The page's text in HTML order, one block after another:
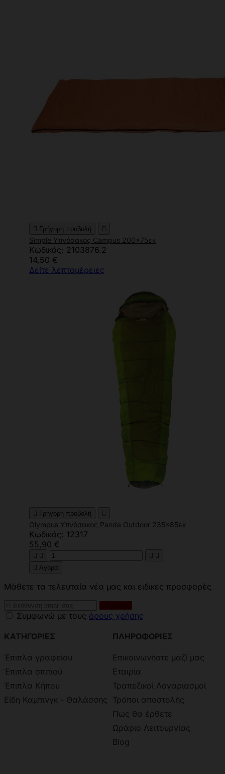
 Γρήγορη προβολή 
Simple Υπνόσακος Campus 200x75εκ
Κωδικός: 2103876.2
14,50 €
Δείτε λεπτομέρειες
 Γρήγορη προβολή 
Olympus Υπνόσακος Panda Outdoor 235x85εκ
Κωδικός: 12317
55,90 €
   
 Αγορά
Μάθετε τα τελευταία νέα μας και ειδικές προσφορές
Συμφωνώ με τους όρους χρήσης
ΚΑΤΗΓΟΡΙΕΣ
Έπιπλα γραφείου
Έπιπλα σπιτιού
Έπιπλα Κήπου
Είδη Καμπινγκ - Θαλάσσης
ΠΛΗΡΟΦΟΡΙΕΣ
Επικοινωνήστε μαζί μας
Εταιρία
Τραπεζικοί Λογαριασμοί
Τρόποι αποστολής
Πως θα έρθετε
Ωράριο Λειτουργίας
Blog